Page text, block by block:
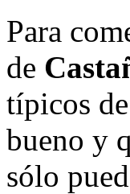
Para
de
típicos
bueno y
sólo